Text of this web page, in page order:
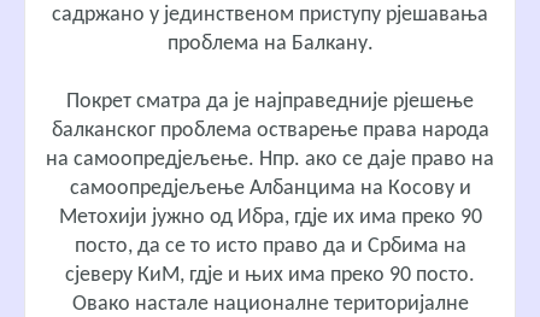
садржано у јединственом приступу рјешавања
проблема на Балкану.
Покрет сматра да је најправедније рјешење
балканског проблема остварење права народа
на самоопредјељење. Нпр. ако се даје право на
самоопредјељење Албанцима на Косову и
Метохији јужно од Ибра, гдје их има преко 90
посто, да се то исто право да и Србима на
сјеверу КиМ, гдје и њих има преко 90 посто.
Овако настале националне територијалне